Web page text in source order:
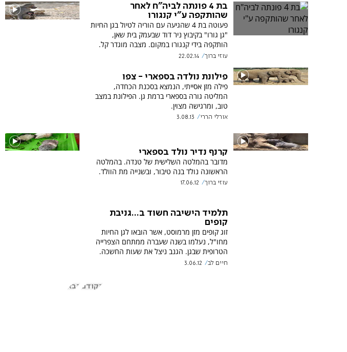
בת 4 פונתה לביה"ח לאחר
שהותקפה ע"י קנגורו
פעוטה בת 4 שהגיעה עם הוריה לטיול בגן החיות
"גן גורו" בקיבוץ ניר דוד שבעמק בית שאן,
הותקפה בידי קנגורו במקום. מצבה מוגדר קל.
עוזי ברוך 22.02.14
פילונת נולדה בספארי - צפו
פילה מזן אסייתי, הנמצא בסכנת הכחדה,
המליטה גורה בספארי ברמת גן. הפילונת במצב
טוב, ומרגישה מצוין.
אורלי הררי 3.08.13
קרנף נדיר נולד בספארי
מדובר בהמלטה השלישית של טנדה. בהמלטה
הראשונה נולד בנה טיבור, ובשנייה מת הוולד.
עוזי ברוך 17.06.12
תלמיד הישיבה חשוד ב...גניבת
קופים
זוג קופים מזן מרמוסט, אשר הובאו לגן החיות
מחו"ל, נעלמו בשנה שעברה ממתחם הצפרייה
הטרופית שבגן. הגנב ניצל את שעות החשכה.
חיים לב 3.06.12
הקודם הבא